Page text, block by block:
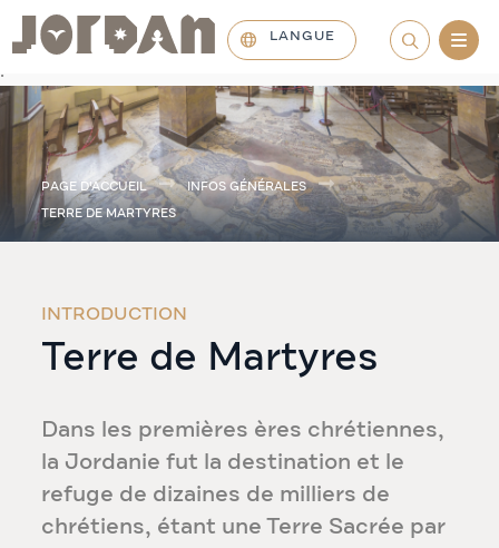
.
LANGUE
PAGE D'ACCUEIL INFOS GÉNÉRALES
TERRE DE MARTYRES
INTRODUCTION
Terre de Martyres
Dans les premières ères chrétiennes,
la Jordanie fut la destination et le
refuge de dizaines de milliers de
chrétiens, étant une Terre Sacrée par